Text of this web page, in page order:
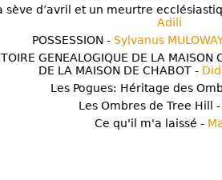
sève d’avril et un meurtre
Adili
POSSESSION - Sylvanus
GENEALOGIQUE DE LA MAISON
DE LA MAISON DE CHABOT -
Les Pogues: Héritage des
Les Ombres de Tree Hill -
Ce qu'il m'a laissé -